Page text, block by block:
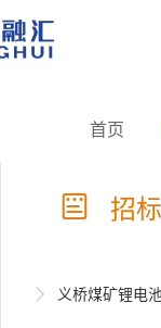
首页
 招
 义桥煤矿锂电